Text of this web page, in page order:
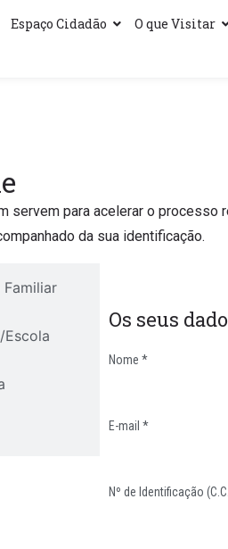
Espaço Cidadão O que Visitar
servem para acelerar o
da sua identificação.
Escola
Os seus
Nome *
E-mail *
Nº de Identificação